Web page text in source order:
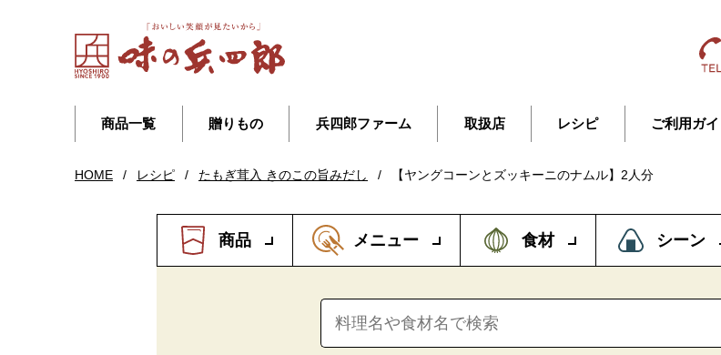
商品一覧 贈りもの 兵四郎ファーム 取扱店 レシピ ご利用ガイ
HOME / レシピ / たもぎ茸入 きのこの旨みだし / 【ヤングコーンとズッキーニのナムル】2人分
商品 メニュー 食材 シーン